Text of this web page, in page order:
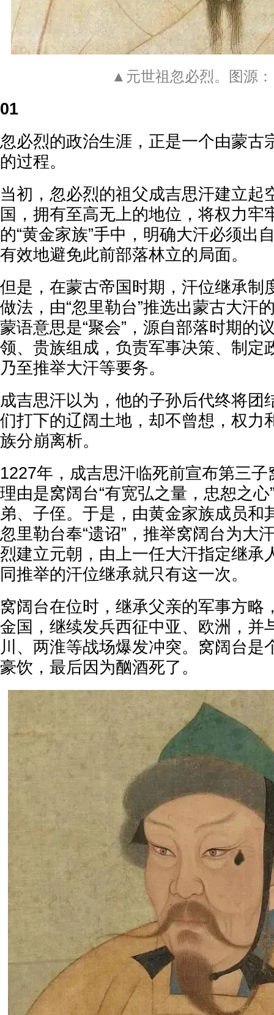
▲元世祖忽必烈。图源
01
忽必烈的政治生涯，正是一个由蒙古
的过程。
当初，忽必烈的祖父成吉思汗建立起
国，拥有至高无上的地位，将权力牢
的“黄金家族”手中，明确大汗必须出
有效地避免此前部落林立的局面。
但是，在蒙古帝国时期，汗位继承制
做法，由“忽里勒台”推选出蒙古大汗
蒙语意思是“聚会”，源自部落时期的
领、贵族组成，负责军事决策、制定
乃至推举大汗等要务。
成吉思汗以为，他的子孙后代终将团
们打下的辽阔土地，却不曾想，权力
族分崩离析。
1227年，成吉思汗临死前宣布第三
理由是窝阔台“有宽弘之量，忠恕之
弟、子侄。于是，由黄金家族成员和
忽里勒台奉“遗诏”，推举窝阔台为大
烈建立元朝，由上一任大汗指定继承
同推举的汗位继承就只有这一次。
窝阔台在位时，继承父亲的军事方略
金国，继续发兵西征中亚、欧洲，并
川、两淮等战场爆发冲突。窝阔台是
豪饮，最后因为酗酒死了。